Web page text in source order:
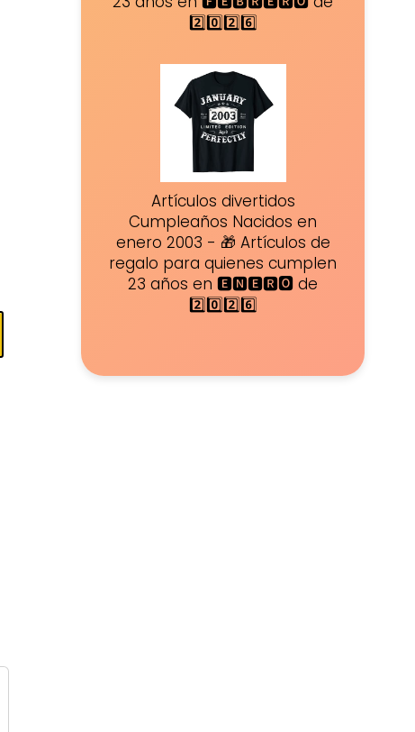
2️⃣0️⃣2️⃣6️⃣
Artículos divertidos
Cumpleaños Nacidos en
enero 2003 - 🎁 Artículos de
regalo para quienes cumplen
23 años en 🅴🅽🅴🆁🅾 de
2️⃣0️⃣2️⃣6️⃣